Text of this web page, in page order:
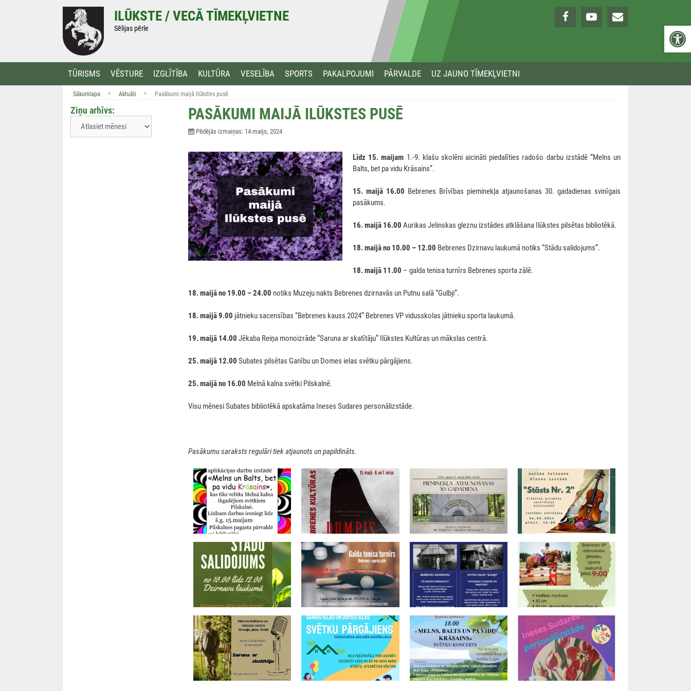
ILŪKSTE / VECĀ TĪMEKĻVIETNE
Sēlijas pērle
TŪRISMS VĒSTURE IZGLĪTĪBA KULTŪRA VESELĪBA SPORTS PAKALPOJUMI PĀRVALDE UZ JAUNO TĪMEKĻVIETNI
Sākumlapa > Aktuāli > Pasākumi maijā Ilūkstes pusē
PASĀKUMI MAIJĀ ILŪKSTES PUSĒ
Pēdējās izmaiņas: 14.maijs, 2024
Līdz 15. maijam 1.-9. klašu skolēni aicināti piedalīties radošo darbu izstādē “Melns un
Balts, bet pa vidu Krāsains”.
15. maijā 16.00 Bebrenes Brīvības pieminekļa atjaunošanas 30. gadadienas svinīgais
pasākums.
16. maijā 16.00 Aurikas Jelinskas gleznu izstādes atklāšana Ilūkstes pilsētas bibliotēkā.
18. maijā no 10.00 – 12.00 Bebrenes Dzirnavu laukumā notiks “Stādu salidojums”.
18. maijā 11.00 – galda tenisa turnīrs Bebrenes sporta zālē.
18. maijā no 19.00 – 24.00 notiks Muzeju nakts Bebrenes dzirnavās un Putnu salā “Gulbji”.
18. maijā 9.00 jātnieku sacensības “Bebrenes kauss 2024” Bebrenes VP vidusskolas jātnieku sporta laukumā.
19. maijā 14.00 Jēkaba Reiņa monoizrāde “Saruna ar skatītāju” Ilūkstes Kultūras un mākslas centrā.
25. maijā 12.00 Subates pilsētas Ganību un Domes ielas svētku pārgājiens.
25. maijā no 16.00 Melnā kalna svētki Pilskalnē.
Visu mēnesi Subates bibliotēkā apskatāma Ineses Sudares personālizstāde.
Pasākumu saraksts regulāri tiek atjaunots un papildināts.
Ziņu arhīvs: